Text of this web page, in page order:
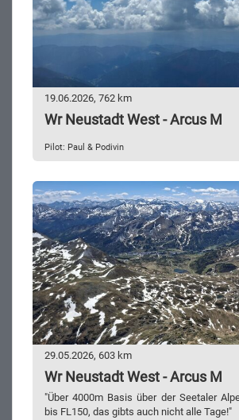
19.06.2026, 762 km
Wr Neustadt West - Arcus M
Pilot: Paul & Podivin
29.05.2026, 603 km
Wr Neustadt West - Arcus M
"Über 4000m Basis über der Seetaler
bis FL150, das gibts auch nicht alle Tage!"